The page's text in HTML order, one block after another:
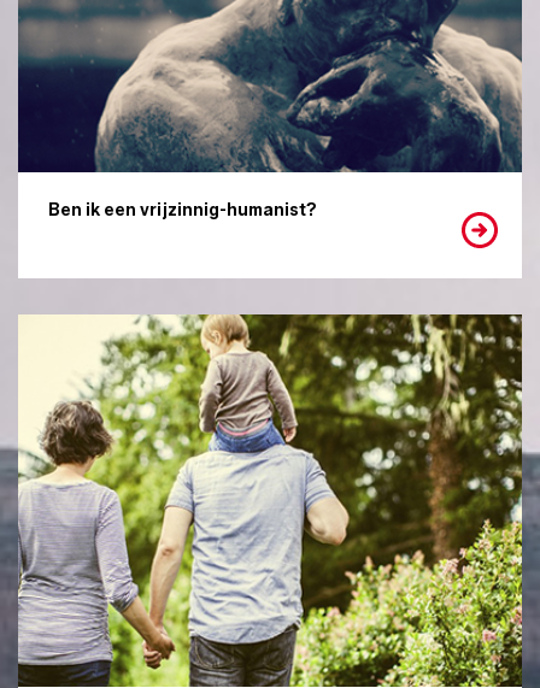
Ben ik een vrijzinnig-humanist?